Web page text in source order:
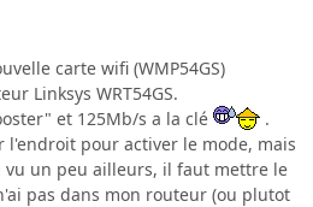
carte wifi (WMP54GS)
Linksys WRT54GS.
et 125Mb/s a la clé
.
l'endroit pour activer le mode, mais
vu un peu ailleurs, il faut mettre le
pas dans mon routeur (ou plutot